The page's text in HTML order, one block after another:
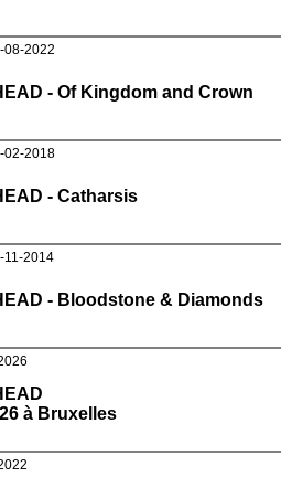
08-2022
- Of Kingdom and Crown
02-2018
- Catharsis
11-2014
- Bloodstone & Diamonds
à Bruxelles